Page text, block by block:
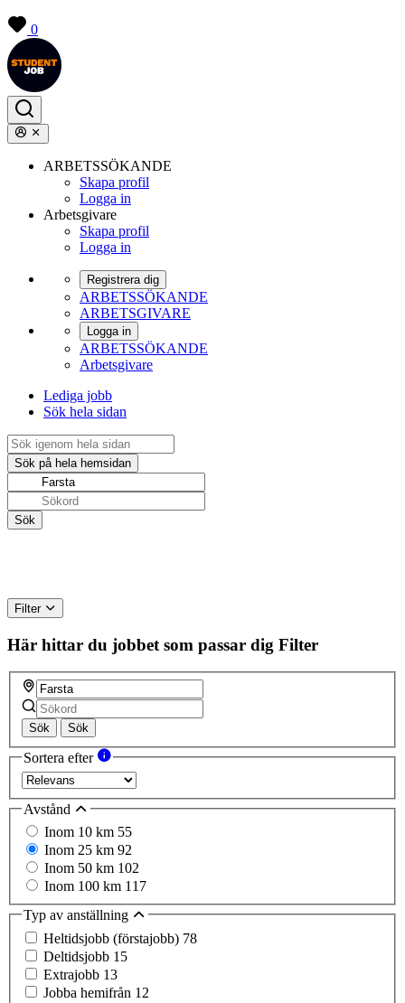
0
ARBETSSÖKANDE
Skapa profil
Logga in
Arbetsgivare
Skapa profil
Logga in
Registrera dig
ARBETSSÖKANDE
ARBETSGIVARE
Logga in
ARBETSSÖKANDE
Arbetsgivare
Lediga jobb
Sök hela sidan
Filter
Här hittar du jobbet som passar dig Filter
Sök Sök
Sortera efter
Avstånd
Inom 10 km 55
Inom 25 km 92
Inom 50 km 102
Inom 100 km 117
Typ av anställning
Heltidsjobb (förstajobb) 78
Deltidsjobb 15
Extrajobb 13
Jobba hemifrån 12